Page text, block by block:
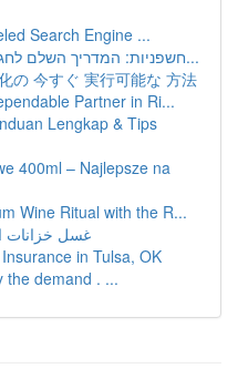
Search Engine ...
חשפניות: המדריך השלם לחגיגת מסיבת רווקים בלתי נ...
の 今すぐ 実行可能な 方法
Partner in Ri...
Lengkap & Tips
400ml – Najlepsze na
Wine Ritual with the R...
غسل خزانات
in Tulsa, OK
the demand . ...